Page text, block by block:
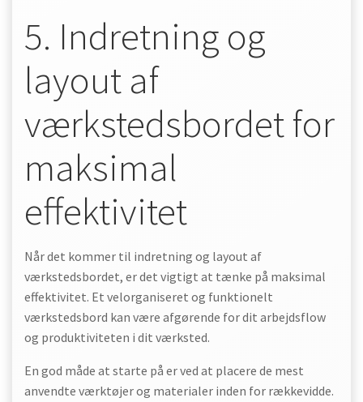
5. Indretning og
layout af
værkstedsbordet for
maksimal
effektivitet
Når det kommer til indretning og layout af
værkstedsbordet, er det vigtigt at tænke på maksimal
effektivitet. Et velorganiseret og funktionelt
værkstedsbord kan være afgørende for dit arbejdsflow
og produktiviteten i dit værksted.
En god måde at starte på er ved at placere de mest
anvendte værktøjer og materialer inden for rækkevidde.